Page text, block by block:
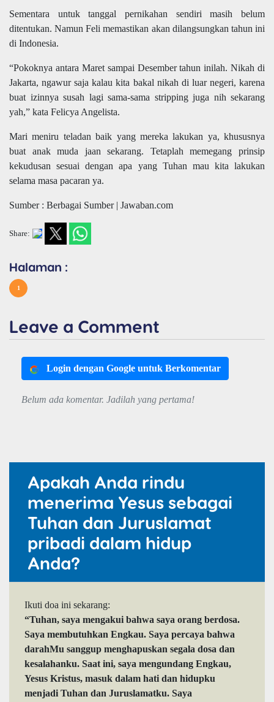
Sementara untuk tanggal pernikahan sendiri masih belum
ditentukan. Namun Feli memastikan akan dilangsungkan tahun ini
di Indonesia.
“Pokoknya antara Maret sampai Desember tahun inilah. Nikah di
Jakarta, ngawur saja kalau kita bakal nikah di luar negeri, karena
buat izinnya susah lagi sama-sama stripping juga nih sekarang
yah,” kata Felicya Angelista.
Mari meniru teladan baik yang mereka lakukan ya, khususnya
buat anak muda jaan sekarang. Tetaplah memegang prinsip
kekudusan sesuai dengan apa yang Tuhan mau kita lakukan
selama masa pacaran ya.
Sumber : Berbagai Sumber | Jawaban.com
Share:
Halaman :
1
Leave a Comment
Login dengan Google untuk Berkomentar
Belum ada komentar. Jadilah yang pertama!
Apakah Anda rindu
menerima Yesus sebagai
Tuhan dan Juruslamat
pribadi dalam hidup
Anda?
Ikuti doa ini sekarang:
“Tuhan, saya mengakui bahwa saya orang berdosa.
Saya membutuhkan Engkau. Saya percaya bahwa
darahMu sanggup menghapuskan segala dosa dan
kesalahanku. Saat ini, saya mengundang Engkau,
Yesus Kristus, masuk dalam hati dan hidupku
menjadi Tuhan dan Juruslamatku. Saya